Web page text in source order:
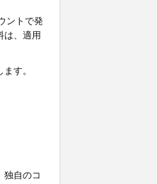
ントで発
は、適用
す。
独自のコ